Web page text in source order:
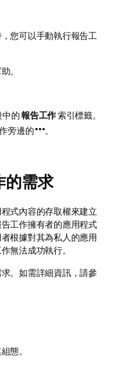
您可以手動執行報告工
。
的報告工作索引標籤。
旁邊的
。
的需求
式內容的存取權來建立
工作擁有者的應用程式
根據對其為私人的應用
無法成功執行。
。如需詳細資訊，請參
態。